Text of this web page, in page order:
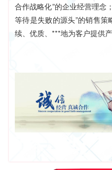
合作战略化”的企业经营理念
等待是失败的源头”的销售
续、优质、***地为客户提供产